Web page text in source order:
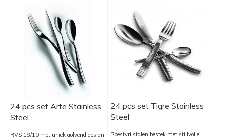
24 pcs set Arte Stainless
Steel
RVS 18/10 met uniek golvend design
24 pcs set Tigre Stainless
Steel
Roestvrijstalen bestek met stijlvolle